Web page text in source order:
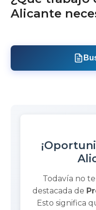
Alicante
Todavía no
destacada de
Esto significa